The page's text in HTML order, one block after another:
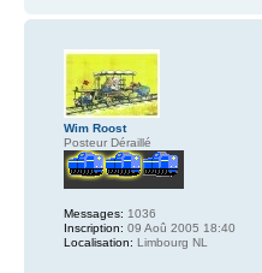
Wim Roost
Posteur Déraillé
Messages: 1036
Inscription: 09 Aoû 2005 18:40
Localisation: Limbourg NL